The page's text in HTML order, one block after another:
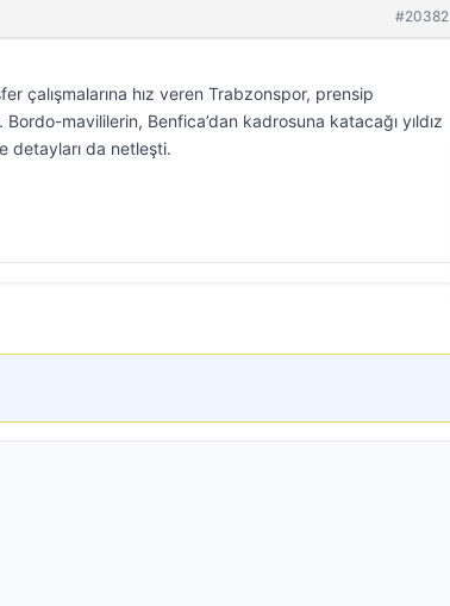
#20382
çalışmalarına hız veren Trabzonspor, prensip
Bordo-mavililerin, Benfica’dan kadrosuna katacağı yıldız
detayları da netleşti.